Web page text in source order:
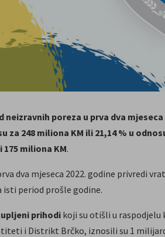
neizravnih poreza u prva dva
za 248 miliona KM ili 21,14 % u
miliona KM.
dva mjeseca 2022. godine privredi
isti period prošle godine.
prihodikoji su otišli u raspodjelu
i Distrikt Brčko, iznosili su 1